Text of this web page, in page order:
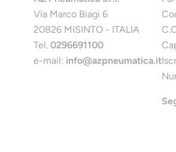
Via Marco Biagi 6
20826 MISINTO - ITALIA
Tel. 0296691100
e-mail: info@azpneumatica.it